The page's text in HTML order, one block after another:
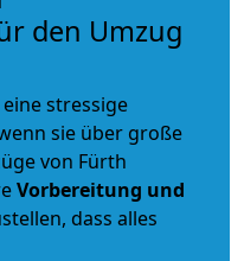
den Umzug
stressige
sie über große
von Fürth
Vorbereitung und
dass alles